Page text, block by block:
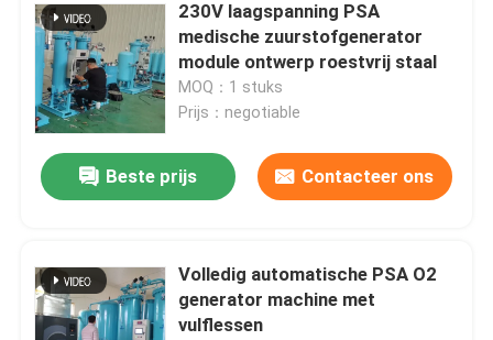
Thuis
Over ons
230V laagspanning PSA
medische zuurstofgenerator
module ontwerp roestvrij staal
MOQ：1 stuks
Prijs：negotiable
Beste prijs Contacteer ons
Volledig automatische PSA O2
generator machine met
vulflessen